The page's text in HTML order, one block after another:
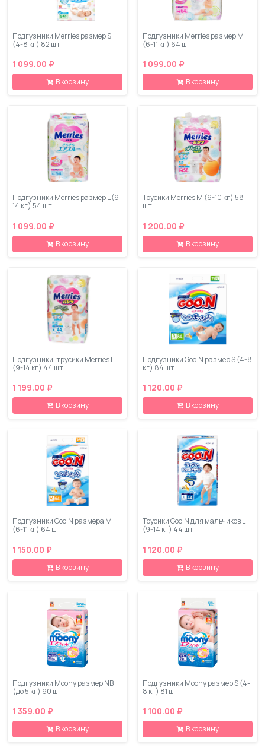
Подгузники Merries размер S
(4-8 кг) 82 шт
1 099.00 ₽
В корзину
Подгузники Merries размер М
(6-11 кг) 64 шт
1 099.00 ₽
В корзину
Подгузники Merries размер L (9-
14 кг) 54 шт
1 099.00 ₽
В корзину
Трусики Merries M (6-10 кг) 58
шт
1 200.00 ₽
В корзину
Подгузники-трусики Merries L
(9-14 кг) 44 шт
1 199.00 ₽
В корзину
Подгузники Goo.N размер S (4-8
кг) 84 шт
1 120.00 ₽
В корзину
Подгузники Goo.N размера M
(6-11 кг) 64 шт
1 150.00 ₽
В корзину
Трусики Goo.N для мальчиков L
(9-14 кг) 44 шт
1 120.00 ₽
В корзину
Подгузники Moony размер NB
(до 5 кг) 90 шт
1 359.00 ₽
В корзину
Подгузники Moony размер S (4-
8 кг) 81 шт
1 100.00 ₽
В корзину